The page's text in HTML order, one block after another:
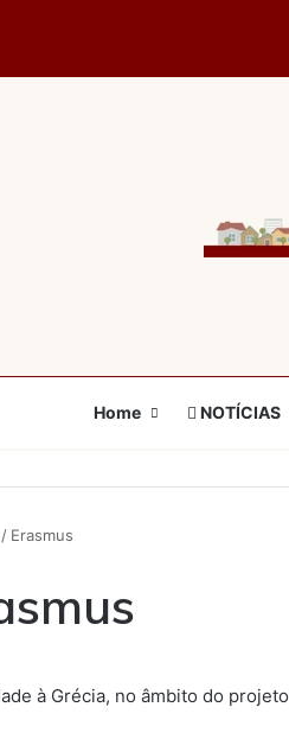
Home NOTÍCIAS
/ Erasmus
à Grécia, no âmbito do